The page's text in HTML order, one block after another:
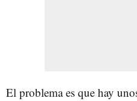
El problema es que hay